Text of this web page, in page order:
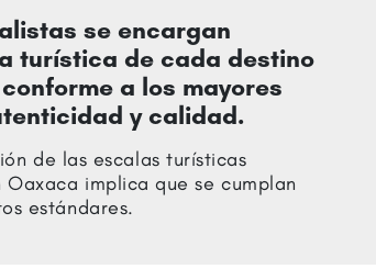
se encargan
turística de cada destino
a los mayores
y calidad.
de las escalas turísticas
implica que se cumplan
estándares.